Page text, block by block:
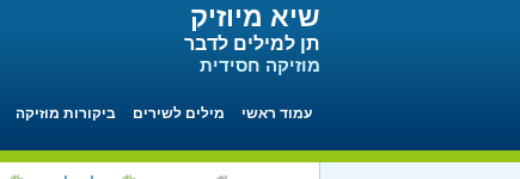
שיא מיוזיק
תן למילים לדבר
מוזיקה חסידית
עמוד ראשי מילים לשירים ביקורות מוזיקה